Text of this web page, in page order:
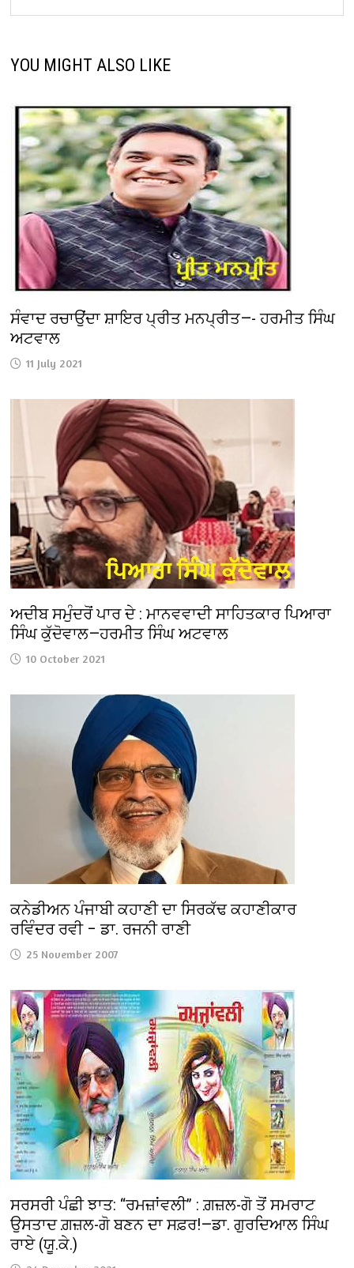
YOU MIGHT ALSO LIKE
ਸੰਵਾਦ ਰਚਾਉਂਦਾ ਸ਼ਾਇਰ ਪ੍ਰੀਤ ਮਨਪ੍ਰੀਤ—- ਹਰਮੀਤ ਸਿੰਘ
ਅਟਵਾਲ
11 July 2021
ਅਦੀਬ ਸਮੁੰਦਰੋਂ ਪਾਰ ਦੇ : ਮਾਨਵਵਾਦੀ ਸਾਹਿਤਕਾਰ ਪਿਆਰਾ
ਸਿੰਘ ਕੁੱਦੋਵਾਲ—ਹਰਮੀਤ ਸਿੰਘ ਅਟਵਾਲ
10 October 2021
ਕਨੇਡੀਅਨ ਪੰਜਾਬੀ ਕਹਾਣੀ ਦਾ ਸਿਰਕੱਢ ਕਹਾਣੀਕਾਰ
ਰਵਿੰਦਰ ਰਵੀ – ਡਾ. ਰਜਨੀ ਰਾਣੀ
25 November 2007
ਸਰਸਰੀ ਪੰਛੀ ਝਾਤ: “ਰਮਜ਼ਾਂਵਲੀ” : ਗ਼ਜ਼ਲ-ਗੋ ਤੋਂ ਸਮਰਾਟ
ਉਸਤਾਦ ਗ਼ਜ਼ਲ-ਗੋ ਬਣਨ ਦਾ ਸਫ਼ਰ!—ਡਾ. ਗੁਰਦਿਆਲ ਸਿੰਘ
ਰਾਏ (ਯੂ.ਕੇ.)